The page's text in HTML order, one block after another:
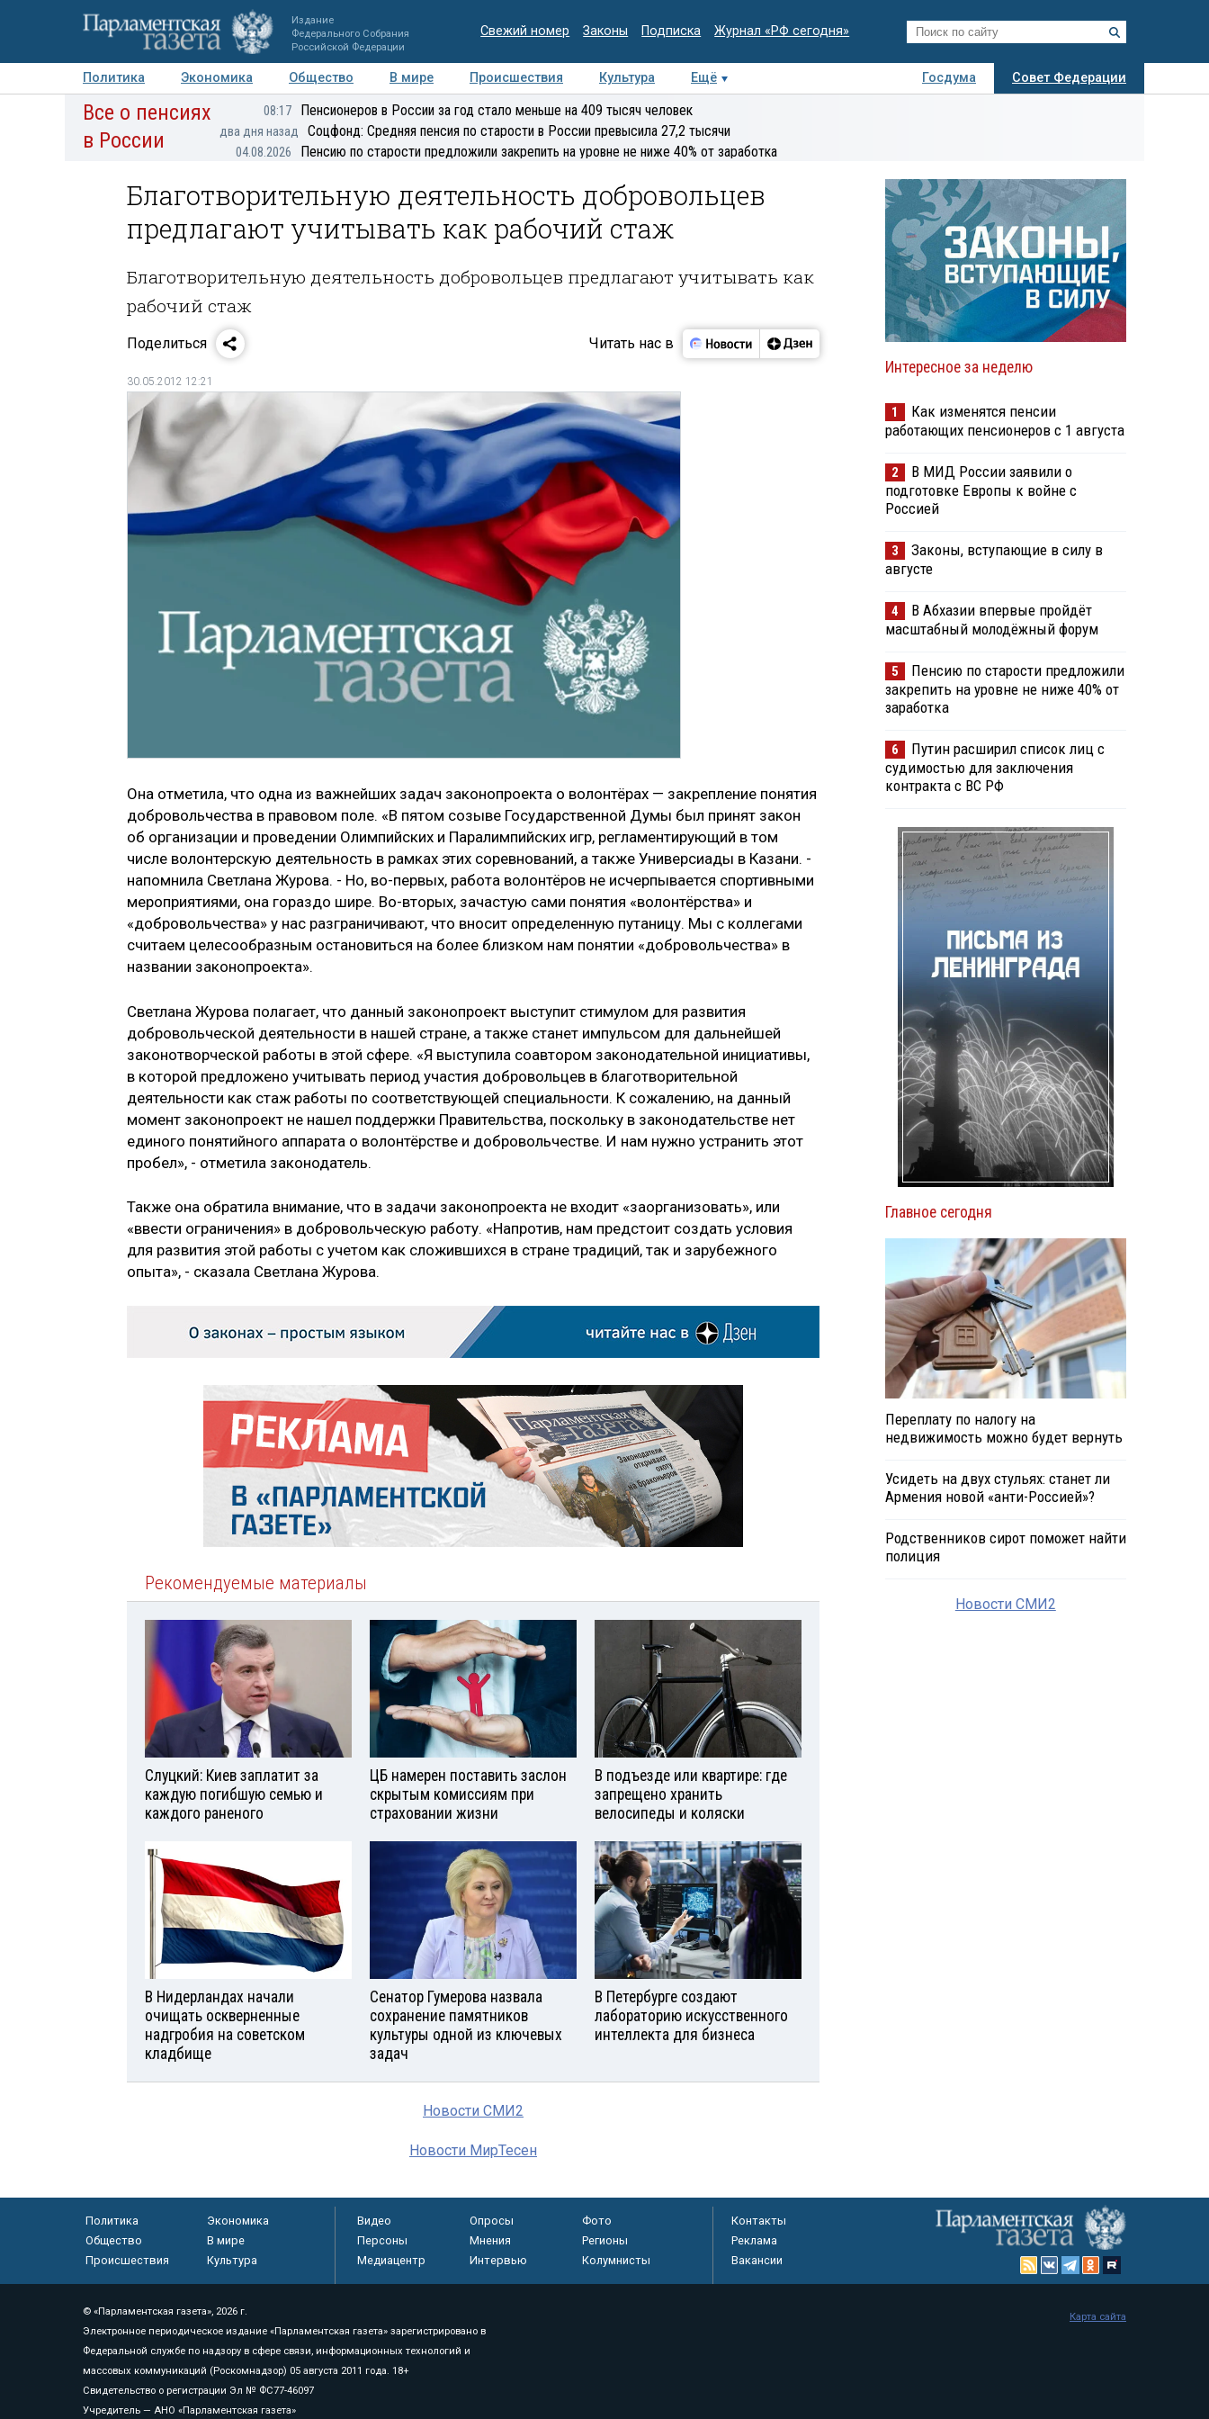
Издание
Федерального Собрания
Российской Федерации
Свежий номер Законы Подписка Журнал «РФ сегодня»
Политика Экономика Общество В мире Происшествия Культура Ещё Госдума
Совет Федерации
Авторы Персоны Мнения Регионы Медиацентр Интервью Колумнисты
Все о пенсиях
в России
08:17 Пенсионеров в России за год стало меньше на 409 тысяч человек
два дня назад Соцфонд: Средняя пенсия по старости в России превысила 27,2 тысячи
04.08.2026 Пенсию по старости предложили закрепить на уровне не ниже 40% от заработка
Благотворительную деятельность добровольцев
предлагают учитывать как рабочий стаж
Благотворительную деятельность добровольцев предлагают учитывать как
рабочий стаж
Поделиться Читать нас в
30.05.2012 12:21
Она отметила, что одна из важнейших задач законопроекта о волонтёрах — закрепление понятия
добровольчества в правовом поле. «В пятом созыве Государственной Думы был принят закон
об организации и проведении Олимпийских и Паралимпийских игр, регламентирующий в том
числе волонтерскую деятельность в рамках этих соревнований, а также Универсиады в Казани. -
напомнила Светлана Журова. - Но, во-первых, работа волонтёров не исчерпывается спортивными
мероприятиями, она гораздо шире. Во-вторых, зачастую сами понятия «волонтёрства» и
«добровольчества» у нас разграничивают, что вносит определенную путаницу. Мы с коллегами
считаем целесообразным остановиться на более близком нам понятии «добровольчества» в
названии законопроекта».
Светлана Журова полагает, что данный законопроект выступит стимулом для развития
добровольческой деятельности в нашей стране, а также станет импульсом для дальнейшей
законотворческой работы в этой сфере. «Я выступила соавтором законодательной инициативы,
в которой предложено учитывать период участия добровольцев в благотворительной
деятельности как стаж работы по соответствующей специальности. К сожалению, на данный
момент законопроект не нашел поддержки Правительства, поскольку в законодательстве нет
единого понятийного аппарата о волонтёрстве и добровольчестве. И нам нужно устранить этот
пробел», - отметила законодатель.
Также она обратила внимание, что в задачи законопроекта не входит «заорганизовать», или
«ввести ограничения» в добровольческую работу. «Напротив, нам предстоит создать условия
для развития этой работы с учетом как сложившихся в стране традиций, так и зарубежного
опыта», - сказала Светлана Журова.
Рекомендуемые материалы
Слуцкий: Киев заплатит за
каждую погибшую семью и
каждого раненого
ЦБ намерен поставить заслон
скрытым комиссиям при
страховании жизни
В подъезде или квартире: где
запрещено хранить
велосипеды и коляски
В Нидерландах начали
очищать оскверненные
надгробия на советском
кладбище
Сенатор Гумерова назвала
сохранение памятников
культуры одной из ключевых
задач
В Петербурге создают
лабораторию искусственного
интеллекта для бизнеса
Новости СМИ2
Новости МирТесен
Интересное за неделю
1
Как изменятся пенсии
работающих пенсионеров с 1 августа
2
В МИД России заявили о
подготовке Европы к войне с
Россией
3
Законы, вступающие в силу в
августе
4
В Абхазии впервые пройдёт
масштабный молодёжный форум
5
Пенсию по старости предложили
закрепить на уровне не ниже 40% от
заработка
6
Путин расширил список лиц с
судимостью для заключения
контракта с ВС РФ
Главное сегодня
Переплату по налогу на
недвижимость можно будет вернуть
Усидеть на двух стульях: станет ли
Армения новой «анти-Россией»?
Родственников сирот поможет найти
полиция
Новости СМИ2
Политика
Экономика
Общество
В мире
Происшествия
Культура
Видео Опросы
Фото
Персоны
Мнения
Регионы
Медиацентр
Интервью Колумнисты
Контакты
Реклама
Вакансии
© «Парламентская газета», 2026 г.
Электронное периодическое издание «Парламентская газета» зарегистрировано в
Федеральной службе по надзору в сфере связи, информационных технологий и
массовых коммуникаций (Роскомнадзор) 05 августа 2011 года. 18+
Свидетельство о регистрации Эл № ФС77-46097
Учредитель — АНО «Парламентская газета»
Карта сайта